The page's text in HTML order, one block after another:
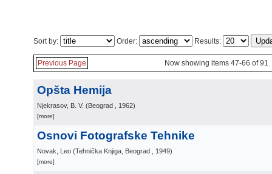
Sort by: Order: Results:
Previous Page Now showing items 47-66 of 91
Opšta Hemija
Njekrasov, B. V. (Beograd , 1962)
[more]
Osnovi Fotografske Tehnike
Novak, Leo (Tehnička Knjiga, Beograd , 1949)
[more]